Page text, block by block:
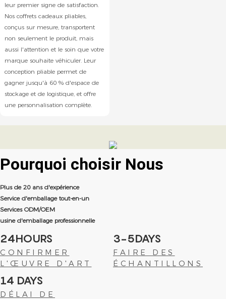
leur premier signe de satisfaction.
Nos coffrets cadeaux pliables,
conçus sur mesure, transportent
non seulement le produit, mais
aussi l'attention et le soin que votre
marque souhaite véhiculer. Leur
conception pliable permet de
gagner jusqu'à 60 % d'espace de
stockage et de logistique, et offre
une personnalisation complète.
Pourquoi choisir Nous
Plus de 20 ans d'expérience
Service d'emballage tout-en-un
Services ODM/OEM
usine d'emballage professionnelle
24HOURS
CONFIRMER
L'ŒUVRE D'ART
3-5DAYS
FAIRE DES
ÉCHANTILLONS
14 DAYS
DÉLAI DE